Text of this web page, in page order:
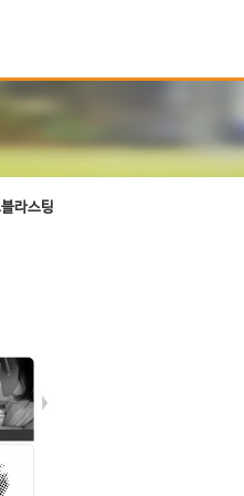
라스팅